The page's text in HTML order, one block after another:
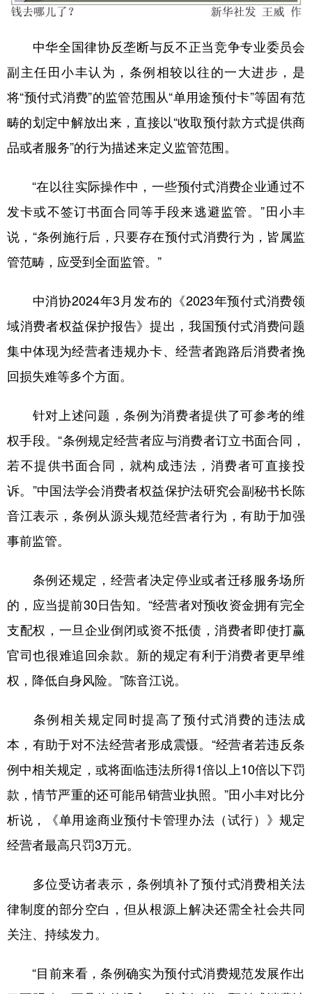
Deutsch Português
中华全国律协反垄断与反不正当竞争专业委员会
副主任田小丰认为，条例相较以往的一大进步，是
将“预付式消费”的监管范围从“单用途预付卡”等固有范
畴的划定中解放出来，直接以“收取预付款方式提供商
品或者服务”的行为描述来定义监管范围。
“在以往实际操作中，一些预付式消费企业通过不
发卡或不签订书面合同等手段来逃避监管。”田小丰
说，“条例施行后，只要存在预付式消费行为，皆属监
管范畴，应受到全面监管。”
中消协2024年3月发布的《2023年预付式消费领
域消费者权益保护报告》提出，我国预付式消费问题
集中体现为经营者违规办卡、经营者跑路后消费者挽
回损失难等多个方面。
针对上述问题，条例为消费者提供了可参考的维
权手段。“条例规定经营者应与消费者订立书面合同，
若不提供书面合同，就构成违法，消费者可直接投
诉。”中国法学会消费者权益保护法研究会副秘书长陈
音江表示，条例从源头规范经营者行为，有助于加强
事前监管。
条例还规定，经营者决定停业或者迁移服务场所
的，应当提前30日告知。“经营者对预收资金拥有完全
支配权，一旦企业倒闭或资不抵债，消费者即使打赢
官司也很难追回余款。新的规定有利于消费者更早维
权，降低自身风险。”陈音江说。
条例相关规定同时提高了预付式消费的违法成
本，有助于对不法经营者形成震慑。“经营者若违反条
例中相关规定，或将面临违法所得1倍以上10倍以下罚
款，情节严重的还可能吊销营业执照。”田小丰对比分
析说，《单用途商业预付卡管理办法（试行）》规定
经营者最高只罚3万元。
多位受访者表示，条例填补了预付式消费相关法
律制度的部分空白，但从根源上解决还需全社会共同
关注、持续发力。
“目前来看，条例确实为预付式消费规范发展作出